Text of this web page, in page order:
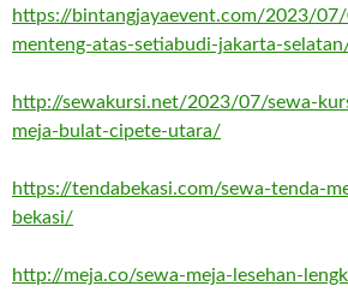
https://bintangjayaevent.com/2023/
menteng-atas-setiabudi-jakarta-
http://sewakursi.net/2023/07/sewa-
meja-bulat-cipete-utara/
https://tendabekasi.com/sewa-tenda-
bekasi/
http://meja.co/sewa-meja-lesehan-